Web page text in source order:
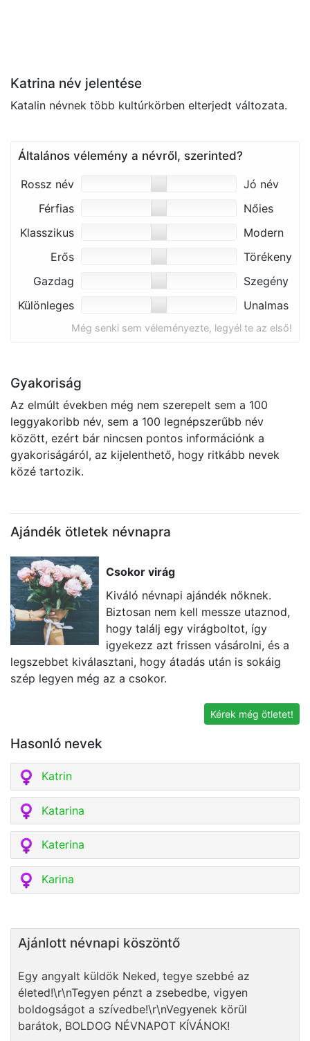
Katrina név jelentése
Katalin névnek több kultúrkörben elterjedt változata.
Általános vélemény a névről, szerinted?
Rossz név
Jó név
Férfias
Nőies
Klasszikus
Modern
Erős
Törékeny
Gazdag
Szegény
Különleges
Unalmas
Még senki sem véleményezte, legyél te az első!
Gyakoriság
Az elmúlt években még nem szerepelt sem a 100
leggyakoribb név, sem a 100 legnépszerűbb név
között, ezért bár nincsen pontos információnk a
gyakoriságáról, az kijelenthető, hogy ritkább nevek
közé tartozik.
Ajándék ötletek névnapra
Csokor virág
Kiváló névnapi ajándék nőknek.
Biztosan nem kell messze utaznod,
hogy találj egy virágboltot, így
igyekezz azt frissen vásárolni, és a
legszebbet kiválasztani, hogy átadás után is sokáig
szép legyen még az a csokor.
Kérek még ötletet!
Hasonló nevek
Katrin
Katarina
Katerina
Karina
Ajánlott névnapi köszöntő
Egy angyalt küldök Neked, tegye szebbé az
életed!\r\nTegyen pénzt a zsebedbe, vigyen
boldogságot a szívedbe!\r\nVegyenek körül
barátok, BOLDOG NÉVNAPOT KÍVÁNOK!